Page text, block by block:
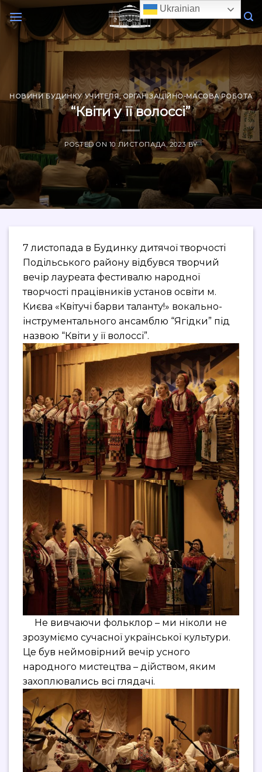
Skip
to
content
НОВИНИ БУДИНКУ УЧИТЕЛЯ,ОРГАНІЗАЦІЙНО-МАСОВА РОБОТА
“Квіти у її волоссі”
POSTED ON 10 ЛИСТОПАДА, 2023BY
7 листопада в Будинку дитячої творчості
Подільського району відбувся творчий
вечір лауреата фестивалю народної
творчості працівників установ освіти м.
Києва «Квітучі барви таланту!» вокально-
інструментального ансамблю “Ягідки” під
назвою “Квіти у її волоссі”.
Не вивчаючи фольклор – ми ніколи не
зрозуміємо сучасної української культури.
Це був неймовірний вечір усного
народного мистецтва – дійством, яким
захоплювались всі глядачі.
Ukrainian